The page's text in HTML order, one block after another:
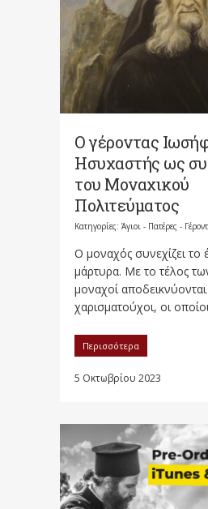
Ο γέροντας
Ησυχαστής ως
του Μοναχικού
Πολιτεύματος
Κατηγορίες: Άγιοι - Πατέρες -
Ο μοναχός συνεχίζει το
μάρτυρα. Με το τέλος
μο­ναχοί αποδεικνύονται
χαρισματούχοι, οι
Περισσότερα
5 Οκτωβρίου 2023